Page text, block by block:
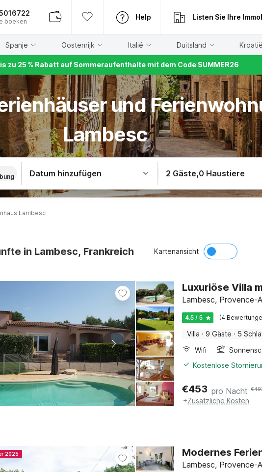
boeken
Help Listen Sie Ihre
Spanje Oostenrijk Italië Duitsland Kroatië
zu 25 % Rabatt auf Sommeraufenthalte mit dem Code SUMMER26
und
Lambesc
Datum hinzufügen 2 Gäste,0 Haustiere
Lambesc
in Lambesc, Frankreich Kartenansicht
Luxuriöse Villa
Lambesc, Provence-
4.5 / 5 (4
Villa · 9 Gäste · 5
Wifi
Kostenlose
€453 pro Nacht €
+Zusätzliche Kosten
2025 Modernes
Lambesc, Provence-